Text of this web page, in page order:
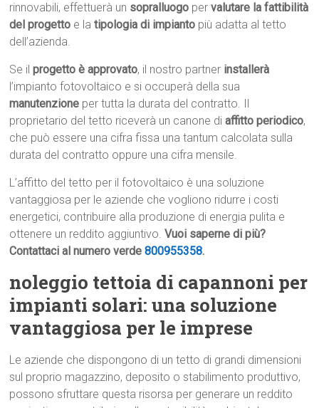
rinnovabili, effettuerà un sopralluogo pervalutare la fattibilità
del progetto e latipologia di impianto più adatta al tetto
dell’azienda.
Se ilprogetto è approvato, il nostro partner installerà
l’impianto fotovoltaico e si occuperà della sua
manutenzione per tutta la durata del contratto. Il
proprietario del tetto riceverà un canone diaffitto periodico,
che può essere una cifra fissa una tantum calcolata sulla
durata del contratto oppure una cifra mensile.
L’affitto del tetto per il fotovoltaico è una soluzione
vantaggiosa per le aziende che vogliono ridurre i costi
energetici, contribuire alla produzione di energia pulita e
ottenere un reddito aggiuntivo.Vuoi saperne di più?
Contattaci al numero verde800955358.
noleggio tettoia di capannoni per
impianti solari: una soluzione
vantaggiosa per le imprese
Le aziende che dispongono di un tetto di grandi dimensioni
sul proprio magazzino, deposito o stabilimento produttivo,
possono sfruttare questa risorsa per generare un reddito